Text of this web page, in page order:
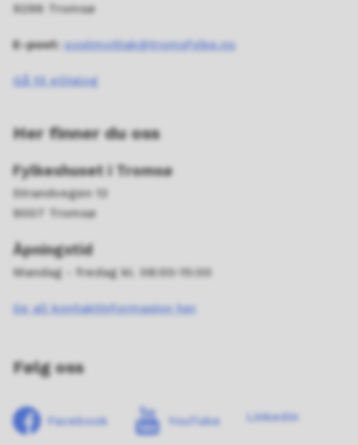
9296 Tromsø
E-post: postmottak@tromsfylke.no
Gå til eDialog
Her finner du oss
Fylkeshuset i Tromsø
Strandvegen 13
9007 Tromsø
Åpningstid
Mandag - fredag kl. 08:00-15:00
Se all kontaktinformasjon her
Følg oss
Facebook YouTube LinkedIn